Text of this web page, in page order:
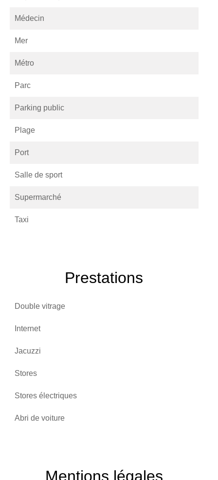
Médecin
Mer
Métro
Parc
Parking public
Plage
Port
Salle de sport
Supermarché
Taxi
Prestations
Double vitrage
Internet
Jacuzzi
Stores
Stores électriques
Abri de voiture
Mentions légales